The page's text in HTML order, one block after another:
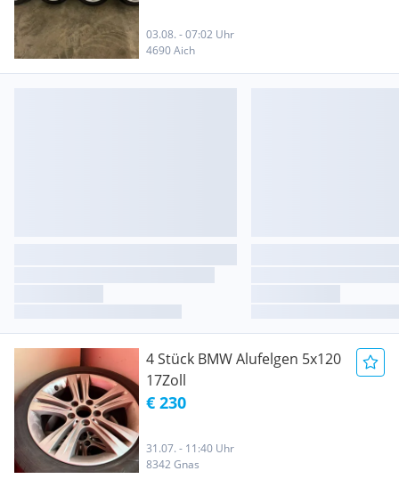
03.08. - 07:02 Uhr
4690 Aich
4 Stück BMW Alufelgen 5x120
17Zoll
€ 230
31.07. - 11:40 Uhr
8342 Gnas